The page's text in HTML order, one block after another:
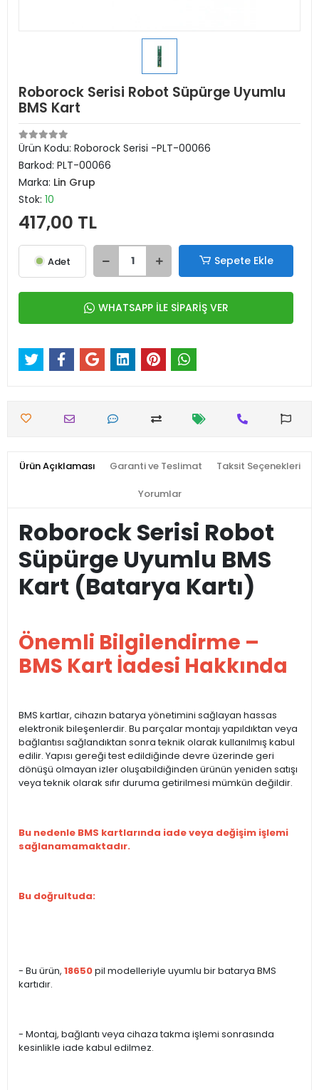
Roborock Serisi Robot Süpürge Uyumlu
BMS Kart
Ürün Kodu: Roborock Serisi -PLT-00066
Barkod: PLT-00066
Marka: Lin Grup
Stok: 10
417,00 TL
Adet Sepete Ekle
WHATSAPP İLE SİPARİŞ VER
Ürün Açıklaması Garanti ve Teslimat Taksit Seçenekleri
Yorumlar
Roborock Serisi Robot
Süpürge Uyumlu BMS
Kart (Batarya Kartı)
Önemli Bilgilendirme –
BMS Kart İadesi Hakkında
BMS kartlar, cihazın batarya yönetimini sağlayan hassas
elektronik bileşenlerdir. Bu parçalar montajı yapıldıktan veya
bağlantısı sağlandıktan sonra teknik olarak kullanılmış kabul
edilir. Yapısı gereği test edildiğinde devre üzerinde geri
dönüşü olmayan izler oluşabildiğinden ürünün yeniden satışı
veya teknik olarak sıfır duruma getirilmesi mümkün değildir.
Bu nedenle BMS kartlarında iade veya değişim işlemi
sağlanamamaktadır.
Bu doğrultuda:
- Bu ürün, 18650pil modelleriyle uyumlu bir batarya BMS
kartıdır.
- Montaj, bağlantı veya cihaza takma işlemi sonrasında
kesinlikle iade kabul edilmez.